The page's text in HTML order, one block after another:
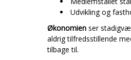
Udvikling og
Økonomien ser
aldrig tilfredsstillende
tilbage til.